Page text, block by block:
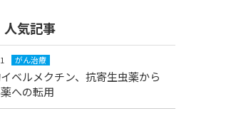
人気記事
がん治療
ベルメクチン、抗寄生虫薬から
への転用